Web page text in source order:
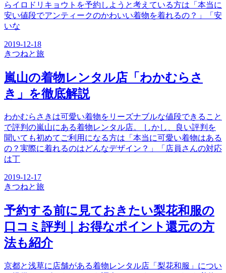
らイロドリキョウトを予約しようと考えている方は「本当に
安い値段でアンティークのかわいい着物を着れるの？」「安
いな
2019-12-18
きつねと旅
嵐山の着物レンタル店「わかむらさ
き」を徹底解説
わかむらさきは可愛い着物をリーズナブルな値段できること
で評判の嵐山にある着物レンタル店。 しかし、良い評判を
聞いても初めてご利用になる方は「本当に可愛い着物はある
の？実際に着れるのはどんなデザイン？」「店員さんの対応
は丁
2019-12-17
きつねと旅
予約する前に見ておきたい梨花和服の
口コミ評判｜お得なポイント還元の方
法も紹介
京都と浅草に店舗がある着物レンタル店「梨花和服」につい